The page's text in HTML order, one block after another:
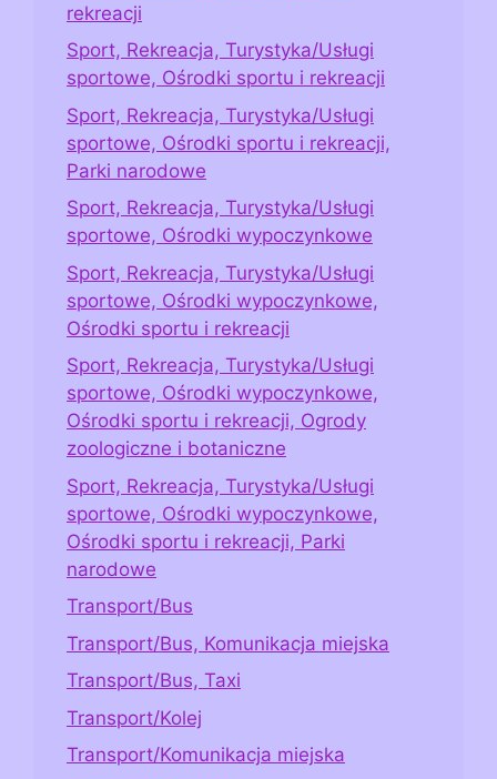
rekreacji
Sport, Rekreacja, Turystyka/Usługi
sportowe, Ośrodki sportu i rekreacji
Sport, Rekreacja, Turystyka/Usługi
sportowe, Ośrodki sportu i rekreacji,
Parki narodowe
Sport, Rekreacja, Turystyka/Usługi
sportowe, Ośrodki wypoczynkowe
Sport, Rekreacja, Turystyka/Usługi
sportowe, Ośrodki wypoczynkowe,
Ośrodki sportu i rekreacji
Sport, Rekreacja, Turystyka/Usługi
sportowe, Ośrodki wypoczynkowe,
Ośrodki sportu i rekreacji, Ogrody
zoologiczne i botaniczne
Sport, Rekreacja, Turystyka/Usługi
sportowe, Ośrodki wypoczynkowe,
Ośrodki sportu i rekreacji, Parki
narodowe
Transport/Bus
Transport/Bus, Komunikacja miejska
Transport/Bus, Taxi
Transport/Kolej
Transport/Komunikacja miejska